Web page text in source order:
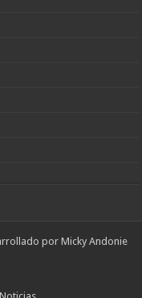
por Micky Andonie